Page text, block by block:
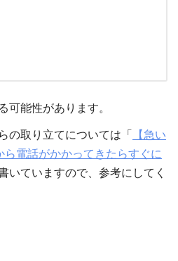
可能性があります。
の取り立てについては「
【急い
電話がかかってきたらすぐに
いていますので、参考にしてく